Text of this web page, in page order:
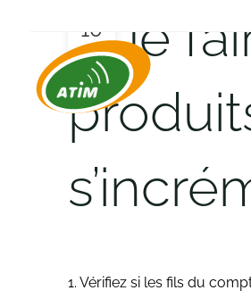
Que
10
JUIN
1. Vérifiez si les fils du